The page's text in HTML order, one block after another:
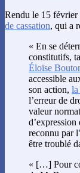
Rendu le 15 février
de cassation, qui a
« En se
constitutifs,
Éloïse
accessible
son action, la
l’erreur de
valeur
reconnu par l’
être troublé
« […] Pour